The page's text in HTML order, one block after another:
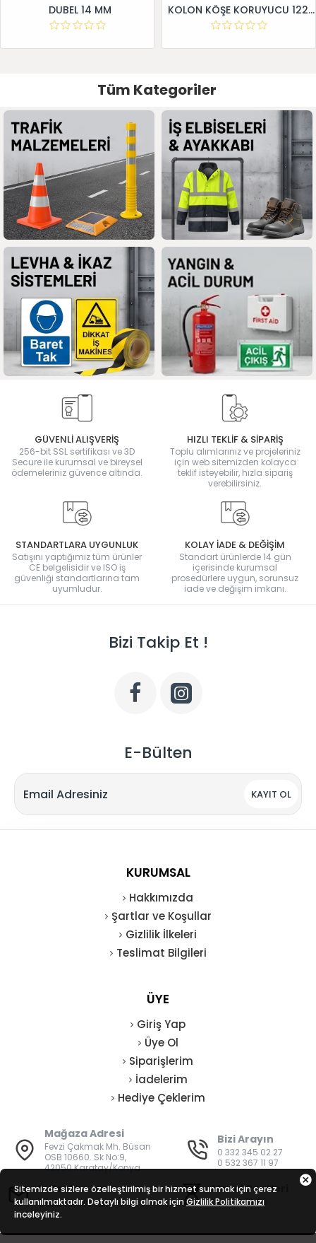
DUBEL 14 MM KOLON KÖŞE KORUYUCU 12295 UB R
Tüm Kategoriler
GÜVENLİ ALIŞVERİŞ
256-bit SSL sertifikası ve 3D
Secure ile kurumsal ve bireysel
ödemeleriniz güvence altında.
HIZLI TEKLİF & SİPARİŞ
Toplu alımlarınız ve projeleriniz
için web sitemizden kolayca
teklif isteyebilir, hızla sipariş
verebilirsiniz.
STANDARTLARA UYGUNLUK
Satışını yaptığımız tüm ürünler
CE belgelisidir ve ISO iş
güvenliği standartlarına tam
uyumludur.
KOLAY İADE & DEĞİŞİM
Standart ürünlerde 14 gün
içerisinde kurumsal
prosedürlere uygun, sorunsuz
iade ve değişim imkanı.
Bizi Takip Et !
E-Bülten
KAYIT OL
KURUMSAL
Hakkımızda
Şartlar ve Koşullar
Gizlilik İlkeleri
Teslimat Bilgileri
ÜYE
Giriş Yap
Üye Ol
Siparişlerim
İadelerim
Hediye Çeklerim
Mağaza Adresi
Fevzi Çakmak Mh. Büsan
OSB 10660. Sk No:9,
42050 Karatay/Konya
Bizi Arayın
0 332 345 02 27
0 532 367 11 97
E-Posta
bilgi@vatanisguvenligi.com
Mesai Saatleri
08:00 - 19:00
Sitemizde sizlere özelleştirilmiş bir hizmet sunmak için çerez
kullanılmaktadır. Detaylı bilgi almak için Gizlilik Politikamızı
inceleyiniz.